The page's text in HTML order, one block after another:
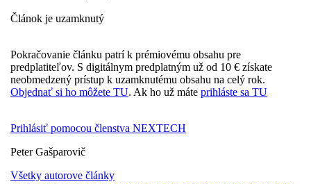
Článok je uzamknutý
Pokračovanie článku patrí k prémiovému obsahu pre
predplatiteľov. S digitálnym predplatným už od 10 € získate
neobmedzený prístup k uzamknutému obsahu na celý rok.
Objednať si ho môžete TU. Ak ho už máte prihláste sa TU
Prihlásiť pomocou členstva NEXTECH
Peter Gašparovič
Všetky autorove články